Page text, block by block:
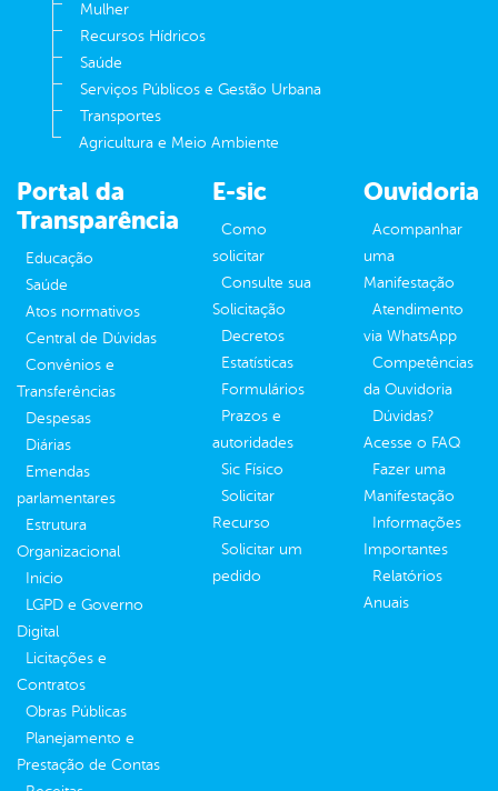
Mulher
Recursos Hídricos
Saúde
Serviços Públicos e Gestão Urbana
Transportes
Agricultura e Meio Ambiente
Portal da
Transparência
Educação
Saúde
Atos normativos
Central de Dúvidas
Convênios e
Transferências
Despesas
Diárias
Emendas
parlamentares
Estrutura
Organizacional
Inicio
LGPD e Governo
Digital
Licitações e
Contratos
Obras Públicas
Planejamento e
Prestação de Contas
E-sic
Como
solicitar
Consulte sua
Solicitação
Decretos
Estatísticas
Formulários
Prazos e
autoridades
Sic Físico
Solicitar
Recurso
Solicitar um
pedido
Ouvidoria
Acompanhar
uma
Manifestação
Atendimento
via WhatsApp
Competências
da Ouvidoria
Dúvidas?
Acesse o FAQ
Fazer uma
Manifestação
Informações
Importantes
Relatórios
Anuais